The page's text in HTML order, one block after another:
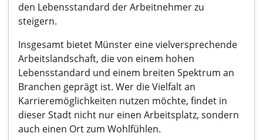
den Lebensstandard der Arbeitnehmer zu
steigern.
Insgesamt bietet Münster eine vielversprechende
Arbeitslandschaft, die von einem hohen
Lebensstandard und einem breiten Spektrum an
Branchen geprägt ist. Wer die Vielfalt an
Karrieremöglichkeiten nutzen möchte, findet in
dieser Stadt nicht nur einen Arbeitsplatz, sondern
auch einen Ort zum Wohlfühlen.